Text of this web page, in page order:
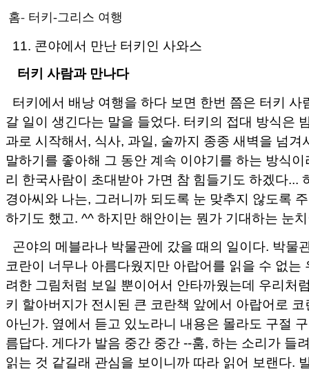
홈- 터키-그리스 여행
11. 콘야에서 만난 터키인 사와스
터키 사람과 만나다
터키에서 배낭 여행을 하다 보면 한번 쯤은 터키 사
갈 일이 생긴다는 말을 들었다. 터키의 접대 방식은
과로 시작해서, 식사, 과일, 술까지 종종 새벽을 넘겨
말하기를 좋아해 그 동안 계속 이야기를 하는 방식
리 한국사람이 초대받아 가면 참 힘들기도 하겠다...
경아씨와 나는, 그러니까 되도록 눈 맞추지 않도록
하기도 했고. ^^ 하지만 해안이는 뭔가 기대하는 눈
곤야의 메블라나 박물관에 갔을 때의 일이다. 박물
코란이 너무나 아름다웠지만 아랍어를 읽을 수 없는
려한 그림처럼 보일 뿐이어서 안타까웠는데 우리처
키 할아버지가 전시된 큰 코란책 앞에서 아랍어로
아닌가. 옆에서 듣고 있노라니 내용은 몰라도 구절
름답다. 게다가 발음 중간 중간 --훔, 하는 소리가 들
읽는 것 같길래 관심을 보이니까 따라 읽어 보랜다.